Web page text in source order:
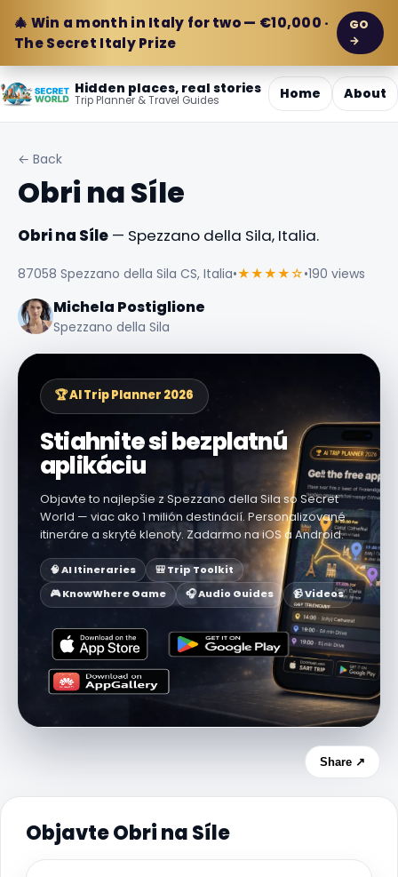
🎄 Win a month in Italy for two — €10,000 ·
The Secret Italy Prize
GO
→
Hidden places, real stories
Trip Planner & Travel Guides Home About
← Back
Obri na Síle
Obri na Síle — Spezzano della Sila, Italia.
87058 Spezzano della Sila CS, Italia•★★★★☆•190 views
Michela Postiglione
Spezzano della Sila
🏆 AI Trip Planner 2026
Stiahnite si bezplatnú
aplikáciu
Objavte to najlepšie z Spezzano della Sila so Secret
World — viac ako 1 milión destinácií. Personalizované
itineráre a skryté klenoty. Zadarmo na iOS a Android.
🧠 AI Itineraries
🎒 Trip Toolkit
🎮 KnowWhere Game
🎧 Audio Guides 📹 Videos
Share ↗
Objavte Obri na Síle